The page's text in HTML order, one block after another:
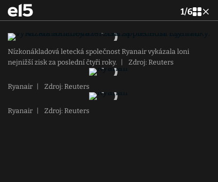
1/6
Nízkonákladová letecká společnost Ryanair vykázala loni
nejnižší zisk za poslední čtyři roky.
Zdroj: Reuters
Ryanair Zdroj: Reuters
Ryanair Zdroj: Reuters